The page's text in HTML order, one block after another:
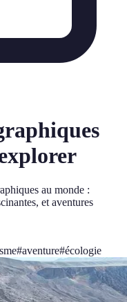
au monde :
et aventures
#aventure#écologie